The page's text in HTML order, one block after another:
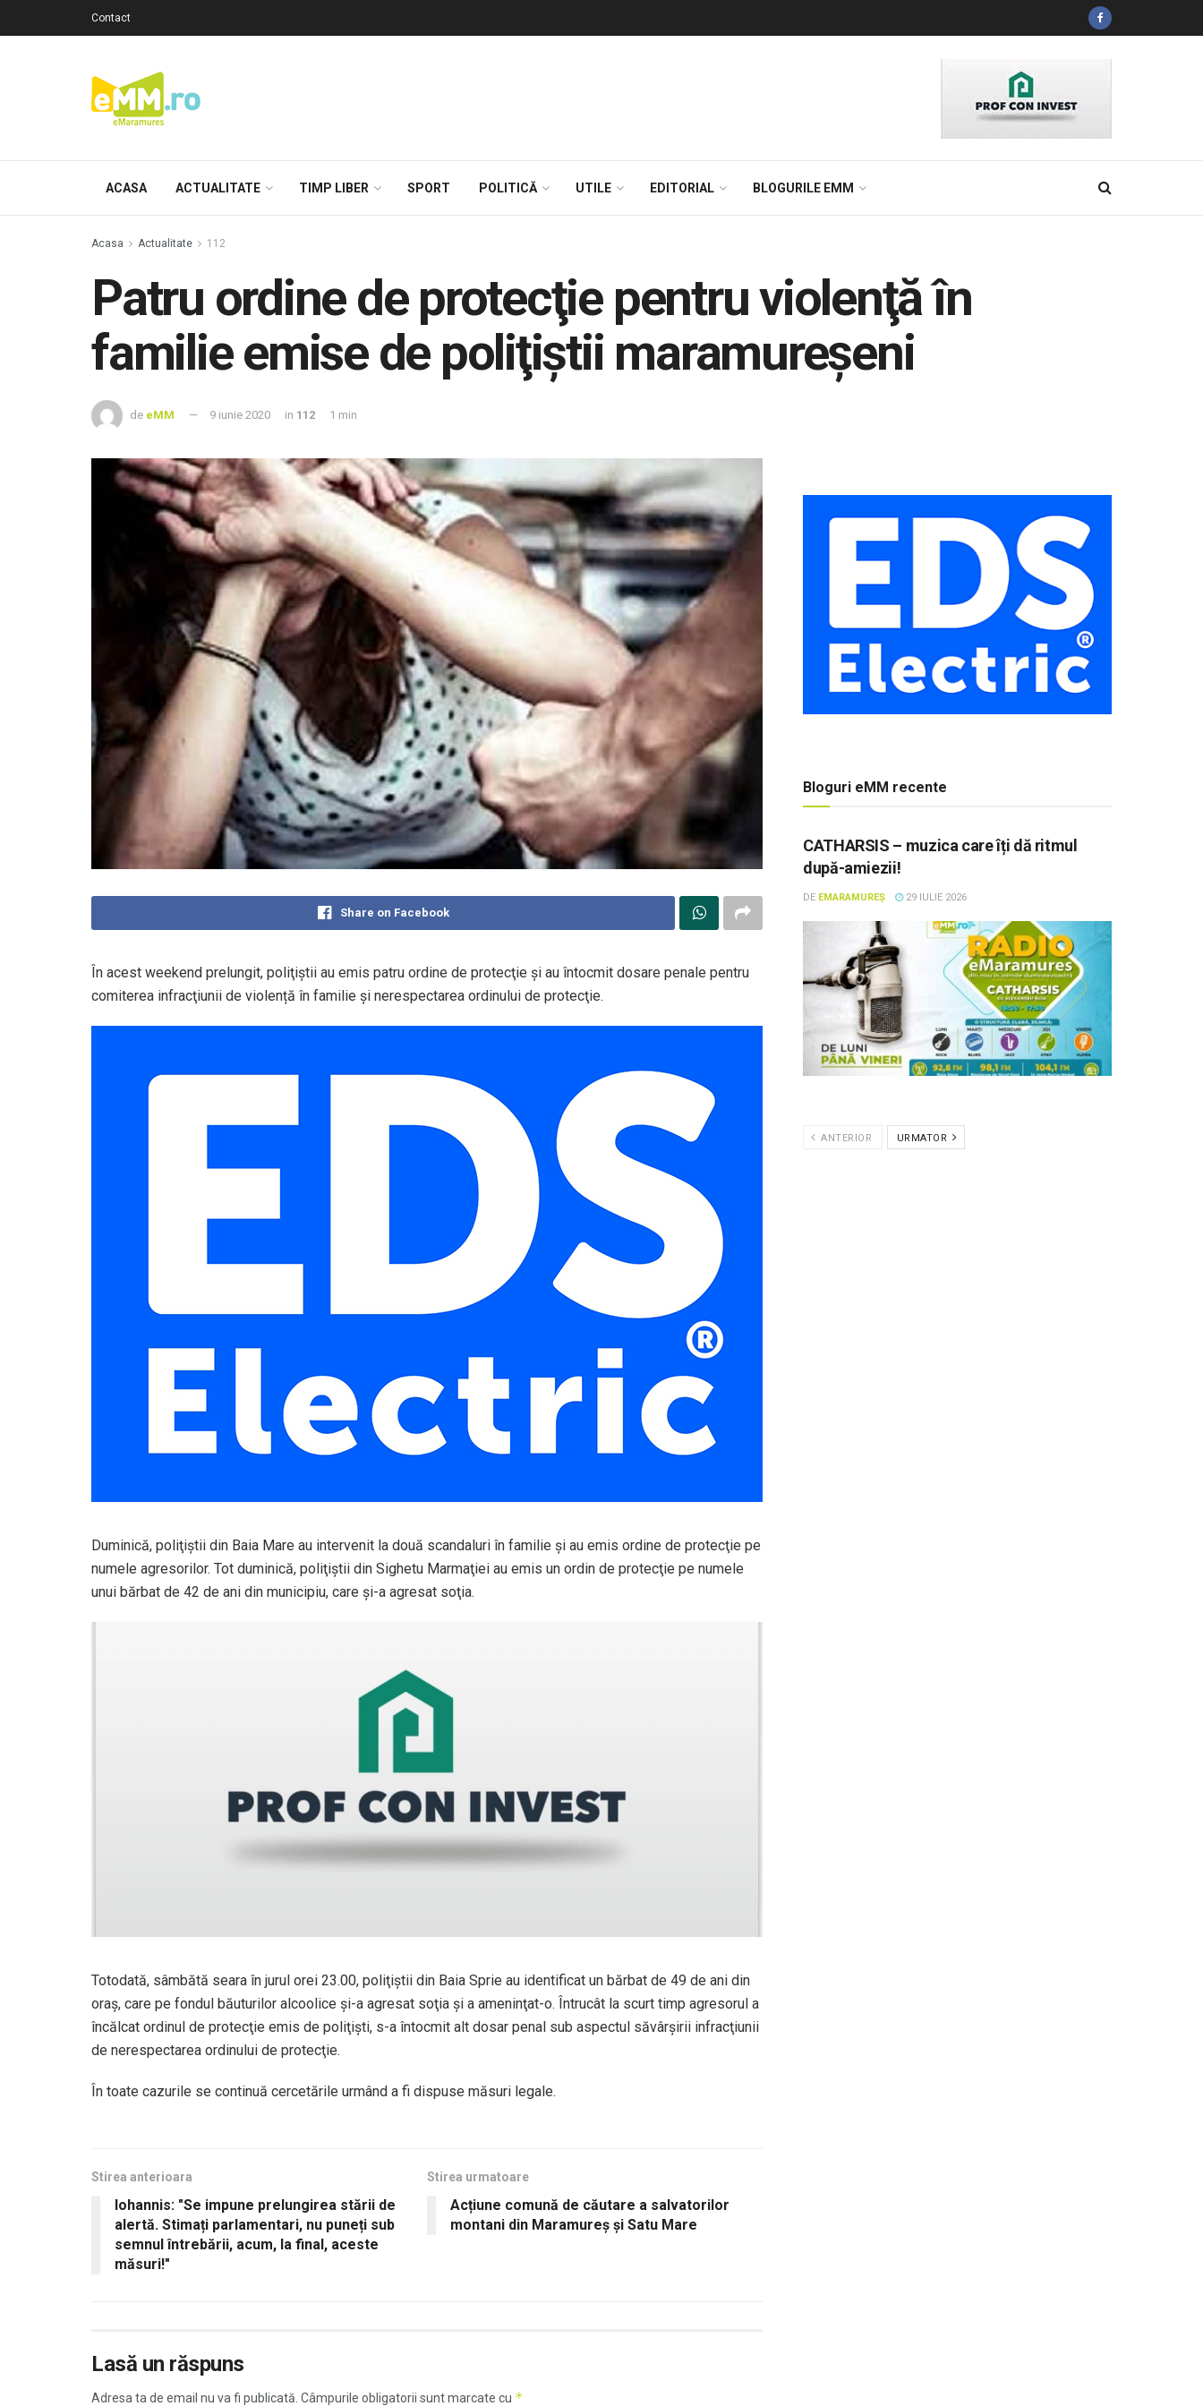
Contact
ACASA ACTUALITATE TIMP LIBER SPORT POLITICĂ UTILE EDITORIAL BLOGURILE EMM
Acasa Actualitate 112
Patru ordine de protecţie pentru violenţă în
familie emise de poliţiştii maramureşeni
de eMM 9 iunie 2020 in 112 1 min
Share on Facebook
În acest weekend prelungit, poliţiştii au emis patru ordine de protecţie şi au întocmit dosare penale pentru
comiterea infracţiunii de violență în familie şi nerespectarea ordinului de protecţie.
Duminică, poliţiştii din Baia Mare au intervenit la două scandaluri în familie şi au emis ordine de protecţie pe
numele agresorilor. Tot duminică, poliţiştii din Sighetu Marmaţiei au emis un ordin de protecţie pe numele
unui bărbat de 42 de ani din municipiu, care şi-a agresat soţia.
Totodată, sâmbătă seara în jurul orei 23.00, poliţiştii din Baia Sprie au identificat un bărbat de 49 de ani din
oraş, care pe fondul băuturilor alcoolice şi-a agresat soţia şi a ameninţat-o. Întrucât la scurt timp agresorul a
încălcat ordinul de protecţie emis de poliţişti, s-a întocmit alt dosar penal sub aspectul săvârşirii infracţiunii
de nerespectarea ordinului de protecţie.
În toate cazurile se continuă cercetările urmând a fi dispuse măsuri legale.
Stirea anterioara
Iohannis: "Se impune prelungirea stării de
alertă. Stimați parlamentari, nu puneți sub
semnul întrebării, acum, la final, aceste
măsuri!"
Stirea urmatoare
Acțiune comună de căutare a salvatorilor
montani din Maramureș și Satu Mare
Lasă un răspuns
Adresa ta de email nu va fi publicată. Câmpurile obligatorii sunt marcate cu *
Bloguri eMM recente
CATHARSIS – muzica care îți dă ritmul
după-amiezii!
DE EMARAMUREȘ 29 IULIE 2026
ANTERIOR URMATOR